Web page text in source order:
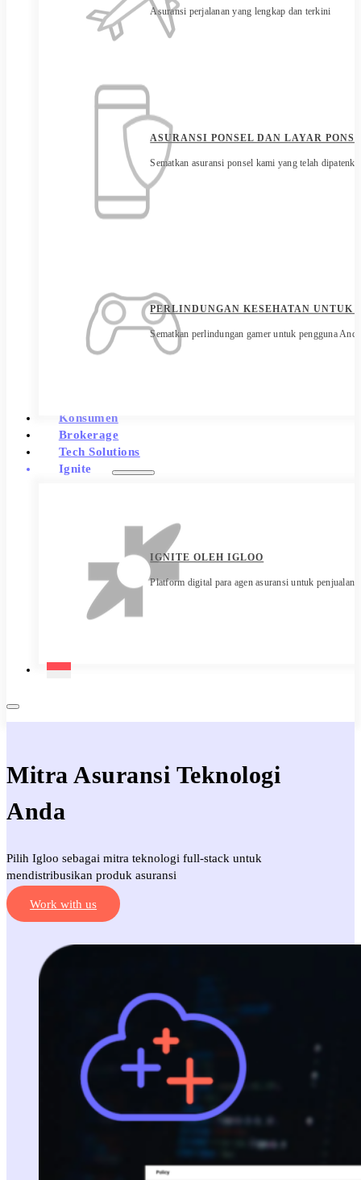
Asuransi perjalanan yang lengkap dan terkini
ASURANSI PONSEL DAN LAYAR
Sematkan asuransi ponsel kami yang telah
PERLINDUNGAN KESEHATAN UNTUK
Sematkan perlindungan gamer untuk pengguna
Konsumen
Brokerage
Tech Solutions
Ignite
IGNITE OLEH IGLOO
Platform digital para agen asuransi untuk
Mitra Asuransi Teknologi
Anda
Pilih Igloo sebagai mitra teknologi full-stack untuk
mendistribusikan produk asuransi
Work with us